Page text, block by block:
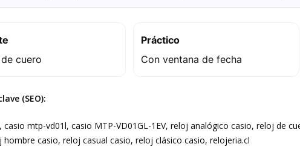
cuero
Práctico
Con ventana de fecha
(SEO):
casio mtp-vd01l, casio MTP-VD01GL-1EV, reloj analógico casio, reloj de
hombre casio, reloj casual casio, reloj clásico casio, relojeria.cl